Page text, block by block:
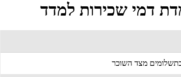
דמי שכירות למדד
מצד השוכר